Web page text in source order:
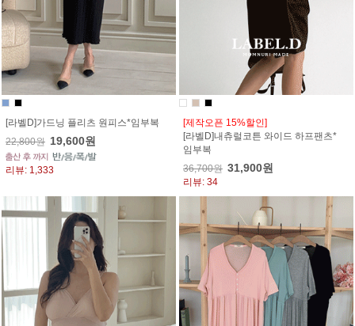
[라벨D]가드닝 플리츠 원피스*임부복
22,800원 19,600원
리뷰: 1,333
[제작오픈 15%할인]
[라벨D]내츄럴코튼 와이드 하프팬츠*
임부복
36,700원 31,900원
리뷰: 34